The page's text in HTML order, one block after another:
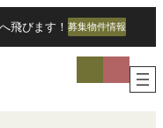
飛びます！募集物件情報
コ